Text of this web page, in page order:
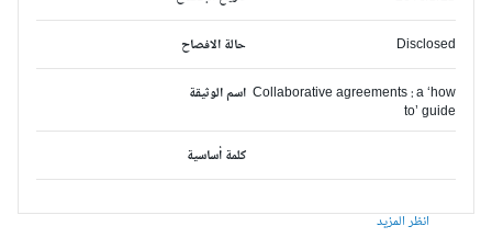
حالة الافصاح Disclosed
اسم الوثيقة Collaborative agreements : a ‘how
to’ guide
كلمة أساسية
انظر المزيد